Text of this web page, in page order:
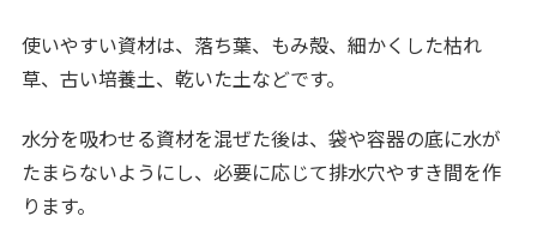
使いやすい資材は、落ち葉、もみ殻、細かくした枯れ
草、古い培養土、乾いた土などです。
水分を吸わせる資材を混ぜた後は、袋や容器の底に水が
たまらないようにし、必要に応じて排水穴やすき間を作
ります。